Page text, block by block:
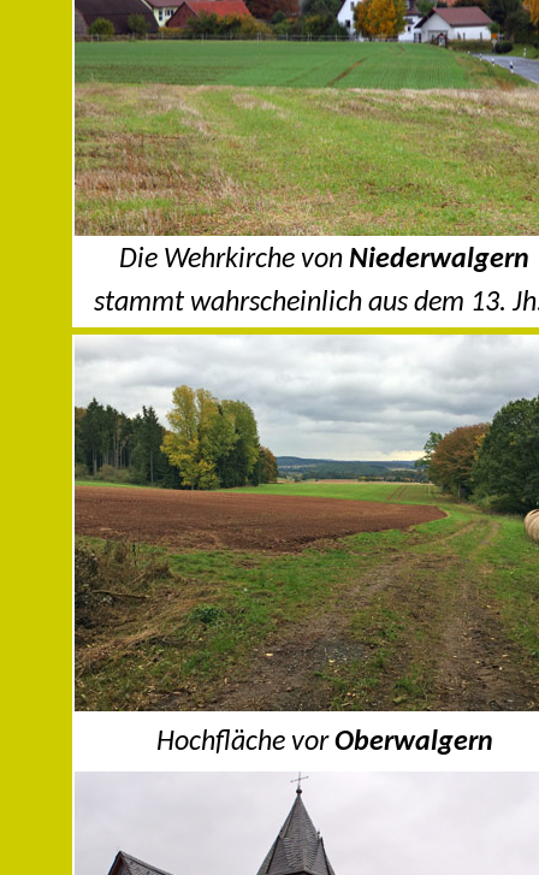
Die Wehrkirche von Niederwalgern
stammt wahrscheinlich aus dem 13.
Hochfläche vorOberwalgern